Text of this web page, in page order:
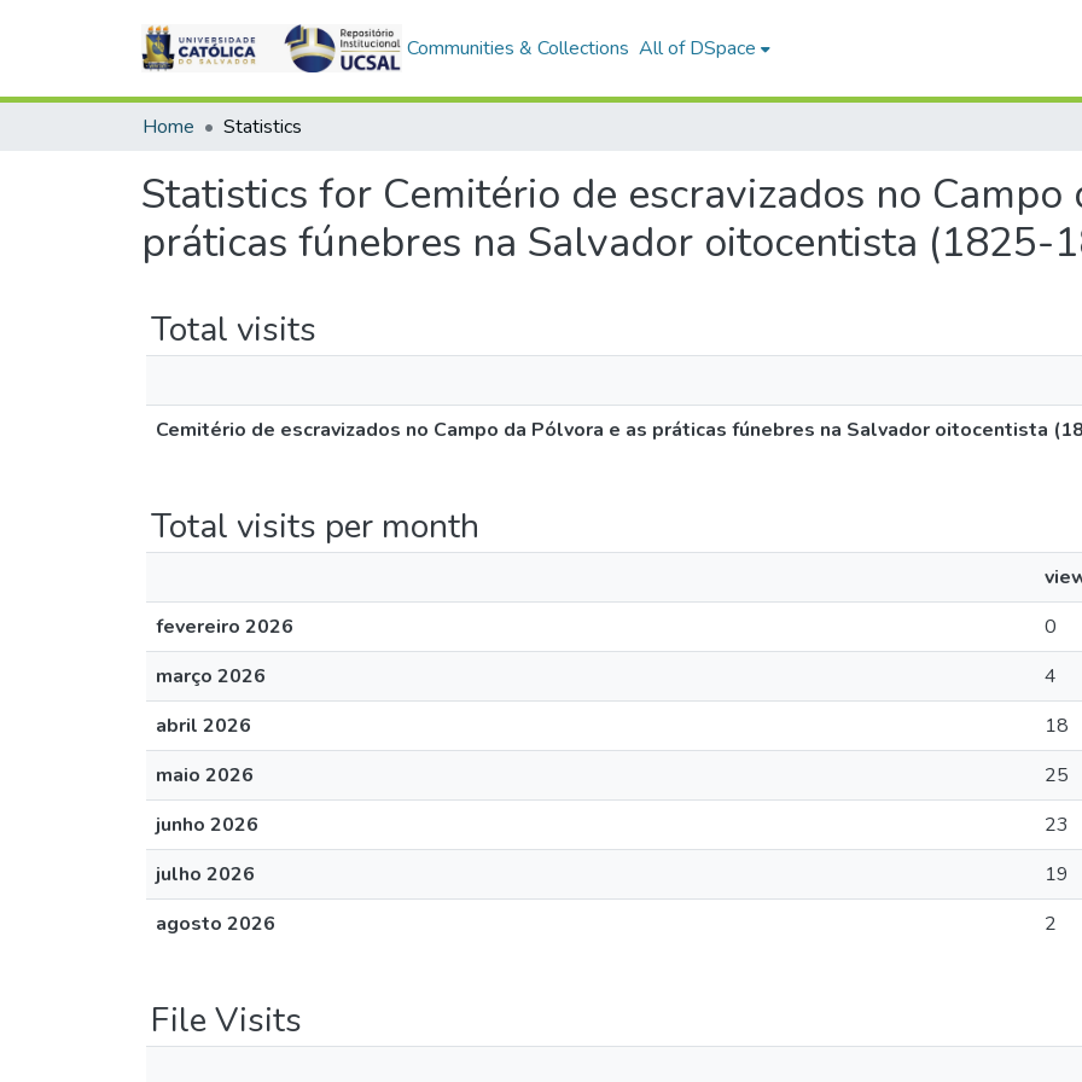
Communities & Collections All of DSpace
Home Statistics
Statistics for Cemitério de escravizados no Campo
práticas fúnebres na Salvador oitocentista (1825-
Total visits
Cemitério de escravizados no Campo da Pólvora e as práticas fúnebres na Salvador oitocentista
Total visits per month
fevereiro 2026
0
março 2026
4
abril 2026
18
maio 2026
25
junho 2026
23
julho 2026
19
agosto 2026
2
File Visits